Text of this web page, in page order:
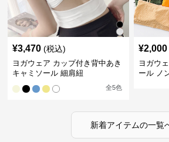
¥3,470 (税込)
ヨガウェア カップ付き背中あき
キャミソール 細肩紐
全5色
¥2,000
ヨガウ
ール ノ
新着アイテムの一覧